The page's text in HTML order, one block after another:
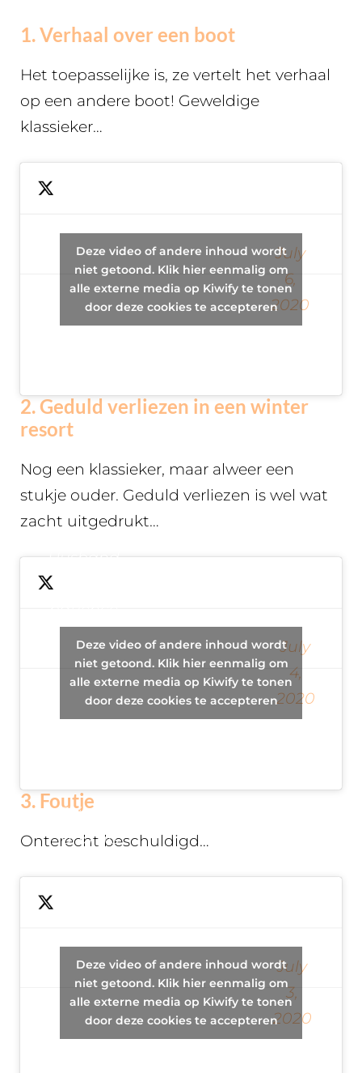
1. Verhaal over een boot
Het toepasselijke is, ze vertelt het verhaal
op een andere boot! Geweldige
klassieker…
a story about
a boat on a
different boat
— ????Fro-
Star????
(@OttoPieLit)
July
6,
2020
Deze video of andere inhoud wordt
niet getoond. Klik hier eenmalig om
alle externe media op Kiwify te tonen
door deze cookies te accepteren
2. Geduld verliezen in een winter
resort
Nog een klassieker, maar alweer een
stukje ouder. Geduld verliezen is wel wat
zacht uitgedrukt…
Husband
family at
an all-
— Kerem Gokmen
(@dubmissionradio)
July
4,
2020
Deze video of andere inhoud wordt
niet getoond. Klik hier eenmalig om
alle externe media op Kiwify te tonen
door deze cookies te accepteren
3. Foutje
Onterecht beschuldigd…
This guy
and his
of
shooting
a clerk.
His cousin
— Hunter Biden's
Flat Top
(@mattaronowitz)
July
3,
2020
Deze video of andere inhoud wordt
niet getoond. Klik hier eenmalig om
alle externe media op Kiwify te tonen
door deze cookies te accepteren